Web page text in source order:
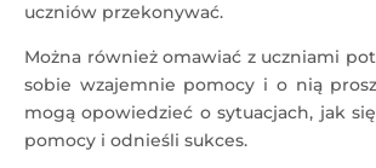
uczniów przekonywać.
Można również omawiać z uczniami
sobie wzajemnie pomocy i o nią
mogą opowiedzieć o sytuacjach, jak
pomocy i odnieśli sukces.